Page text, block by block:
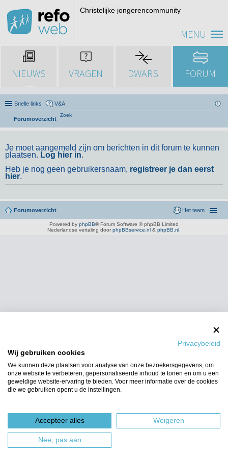
Privacybeleid
Wij gebruiken cookies
We kunnen deze plaatsen voor analyse van onze bezoekersgegevens, om
onze website te verbeteren, gepersonaliseerde inhoud te tonen en om u een
geweldige website-ervaring te bieden. Voor meer informatie over de cookies
die we gebruiken opent u de instellingen.
Accepteer alles Weigeren
Nee, pas aan
MENU
Christelijke jongerencommunity
NIEUWS VRAGEN DWARS FORUM
Snelle links V&A
Forumoverzicht
Zoek
Je moet aangemeld zijn om berichten in dit forum te kunnen
plaatsen. Log hier in.
Heb je nog geen gebruikersnaam, registreer je dan eerst
hier.
Forumoverzicht Het team
Powered by phpBB® Forum Software © phpBB Limited
Nederlandse vertaling door phpBBservice.nl & phpBB.nl